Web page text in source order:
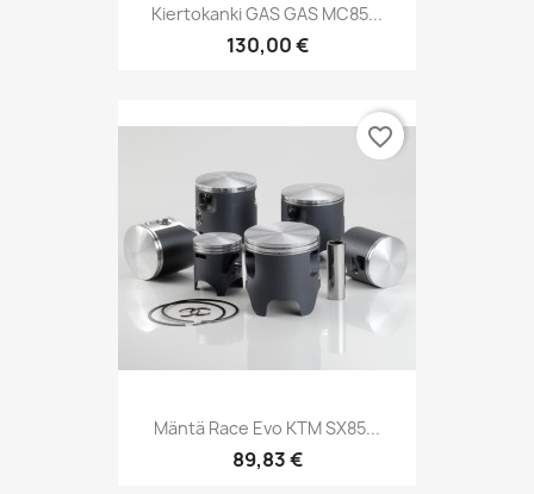
Kiertokanki GAS GAS MC85...
130,00 €
Mäntä Race Evo KTM SX85...
89,83 €
favorite_border